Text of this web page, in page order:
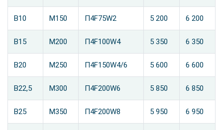
B10 М150 П4F75W2 5 200 6 200
B15 М200 П4F100W4 5 350 6 350
B20 М250 П4F150W4/6 5 600 6 600
В22,5 М300 П4F200W6 5 850 6 850
В25 М350 П4F200W8 5 950 6 950